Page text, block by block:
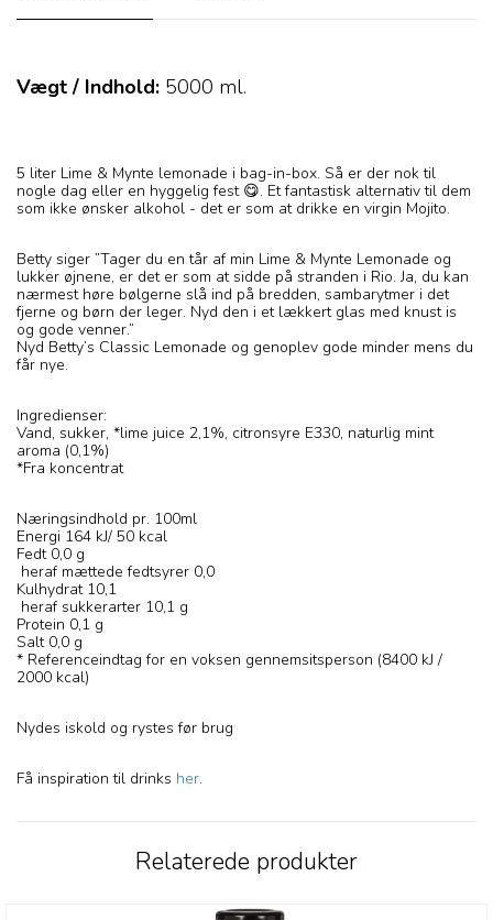
Vægt / Indhold: 5000 ml.
5 liter Lime & Mynte lemonade i bag-in-box. Så er der nok til
nogle dag eller en hyggelig fest 😋. Et fantastisk alternativ til dem
som ikke ønsker alkohol - det er som at drikke en virgin Mojito.
Betty siger ”Tager du en tår af min Lime & Mynte Lemonade og
lukker øjnene, er det er som at sidde på stranden i Rio. Ja, du kan
nærmest høre bølgerne slå ind på bredden, sambarytmer i det
fjerne og børn der leger. Nyd den i et lækkert glas med knust is
og gode venner.”
Nyd Betty’s Classic Lemonade og genoplev gode minder mens du
får nye.
Ingredienser:
Vand, sukker, *lime juice 2,1%, citronsyre E330, naturlig mint
aroma (0,1%)
*Fra koncentrat
Næringsindhold pr. 100ml
Energi 164 kJ/ 50 kcal
Fedt 0,0 g
heraf mættede fedtsyrer 0,0
Kulhydrat 10,1
heraf sukkerarter 10,1 g
Protein 0,1 g
Salt 0,0 g
* Referenceindtag for en voksen gennemsitsperson (8400 kJ /
2000 kcal)
Nydes iskold og rystes før brug
Få inspiration til drinks her.
Relaterede produkter